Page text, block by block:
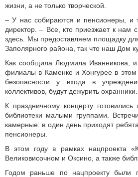
жизни, а не только творческой.
– У нас собираются и пенсионеры, и
директор. – Все, кто приезжает к нам
здесь. Мы предоставляем площадку
Заполярного района, так что наш Дом
Как сообщила Людмила Иванникова,
филиалы в Каменке и Хонгурее в этом
безопасности у входа в
коллективов, будут дежурить охранники.
К праздничному концерту
библиотеки малыми группами.
камерные: в один день приходят
пенсионеры.
В этом году в рамках нацпроекта
Великовисочном и Оксино, а также
Годом раньше по нацпроекту были